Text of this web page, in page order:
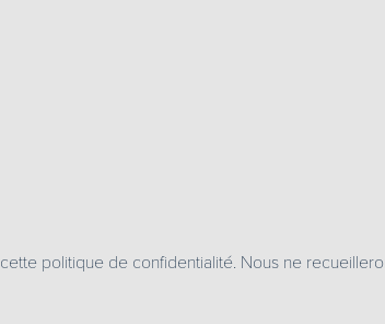
politique de confidentialité. Nous ne